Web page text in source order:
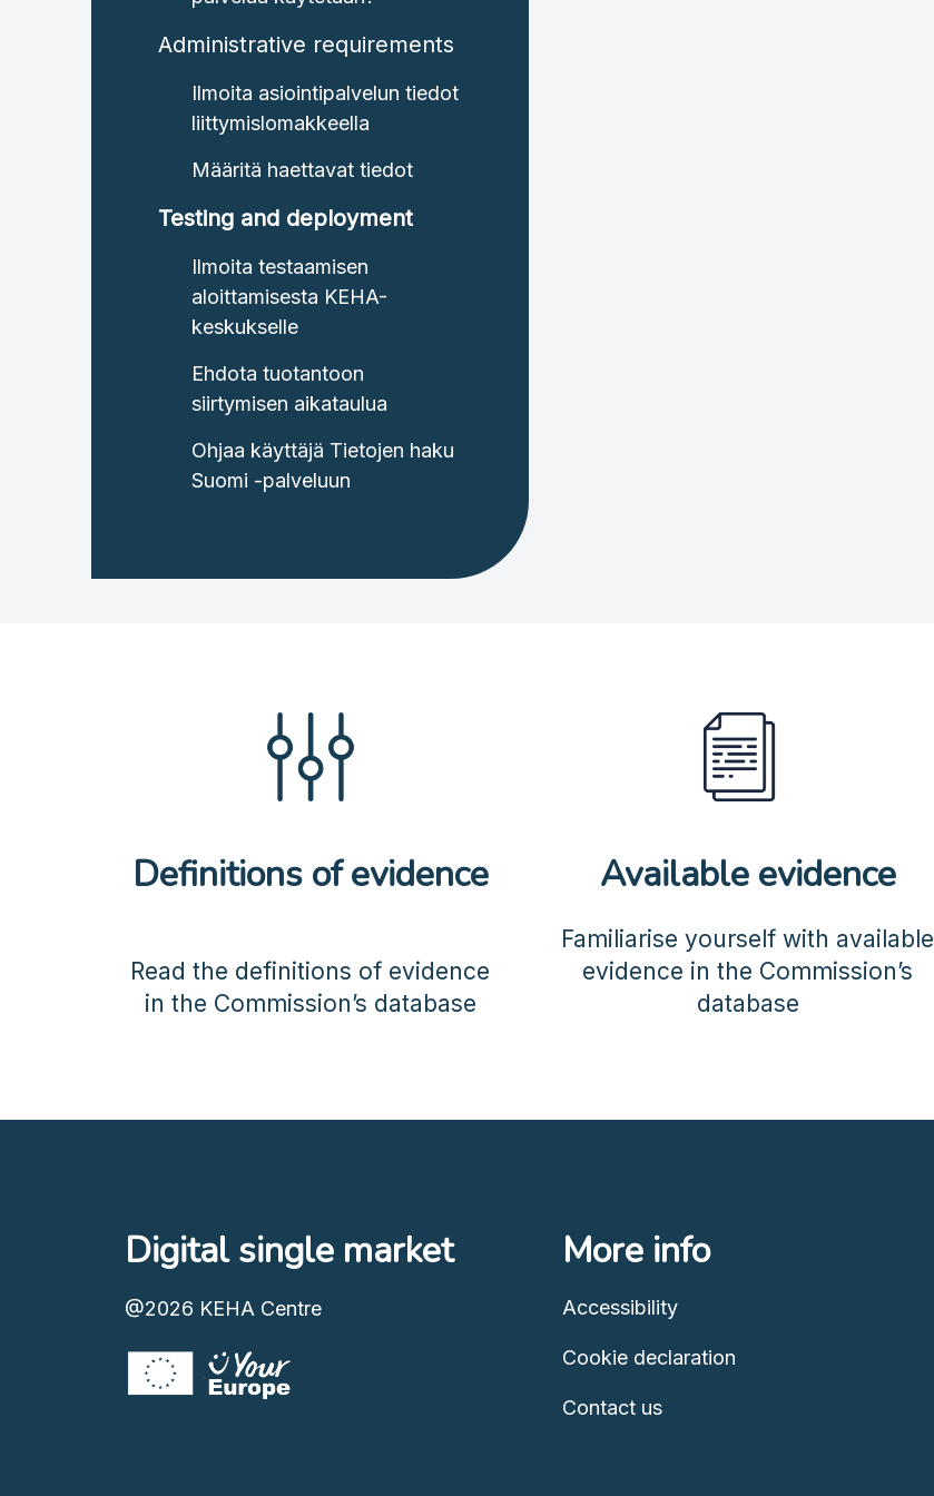
Administrative requirements
Ilmoita asiointipalvelun tiedot
liittymislomakkeella
Määritä haettavat tiedot
Testing and deployment
Ilmoita testaamisen
aloittamisesta KEHA-
keskukselle
Ehdota tuotantoon
siirtymisen aikataulua
Ohjaa käyttäjä Tietojen haku
Suomi -palveluun
Definitions of evidence
Read the definitions of evidence
in the Commission’s database
Available evidence
Familiarise yourself with available
evidence in the Commission’s
database
Digital single market
@2026 KEHA Centre
More info
Accessibility
Cookie declaration
Contact us